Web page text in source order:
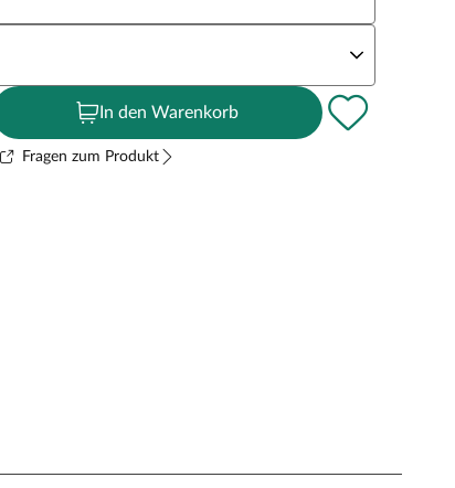
In den Warenkorb
Fragen zum Produkt